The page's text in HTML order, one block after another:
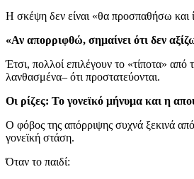
Η σκέψη δεν είναι «θα προσπαθήσω και
«Αν απορριφθώ, σημαίνει ότι δεν
Έτσι, πολλοί επιλέγουν το «τίποτα»
λανθασμένα– ότι προστατεύονται.
Οι ρίζες: Το γονεϊκό μήνυμα και η
Ο φόβος της απόρριψης συχνά ξεκινά
γονεϊκή στάση.
Όταν το παιδί: